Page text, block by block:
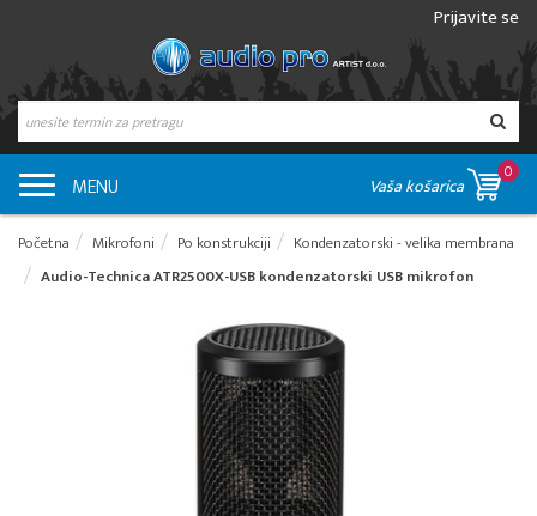
Prijavite se
MENU Vaša košarica
0
Početna Mikrofoni Po konstrukciji
Kondenzatorski - velika membrana
Audio-Technica ATR2500X-USB kondenzatorski USB mikrofon